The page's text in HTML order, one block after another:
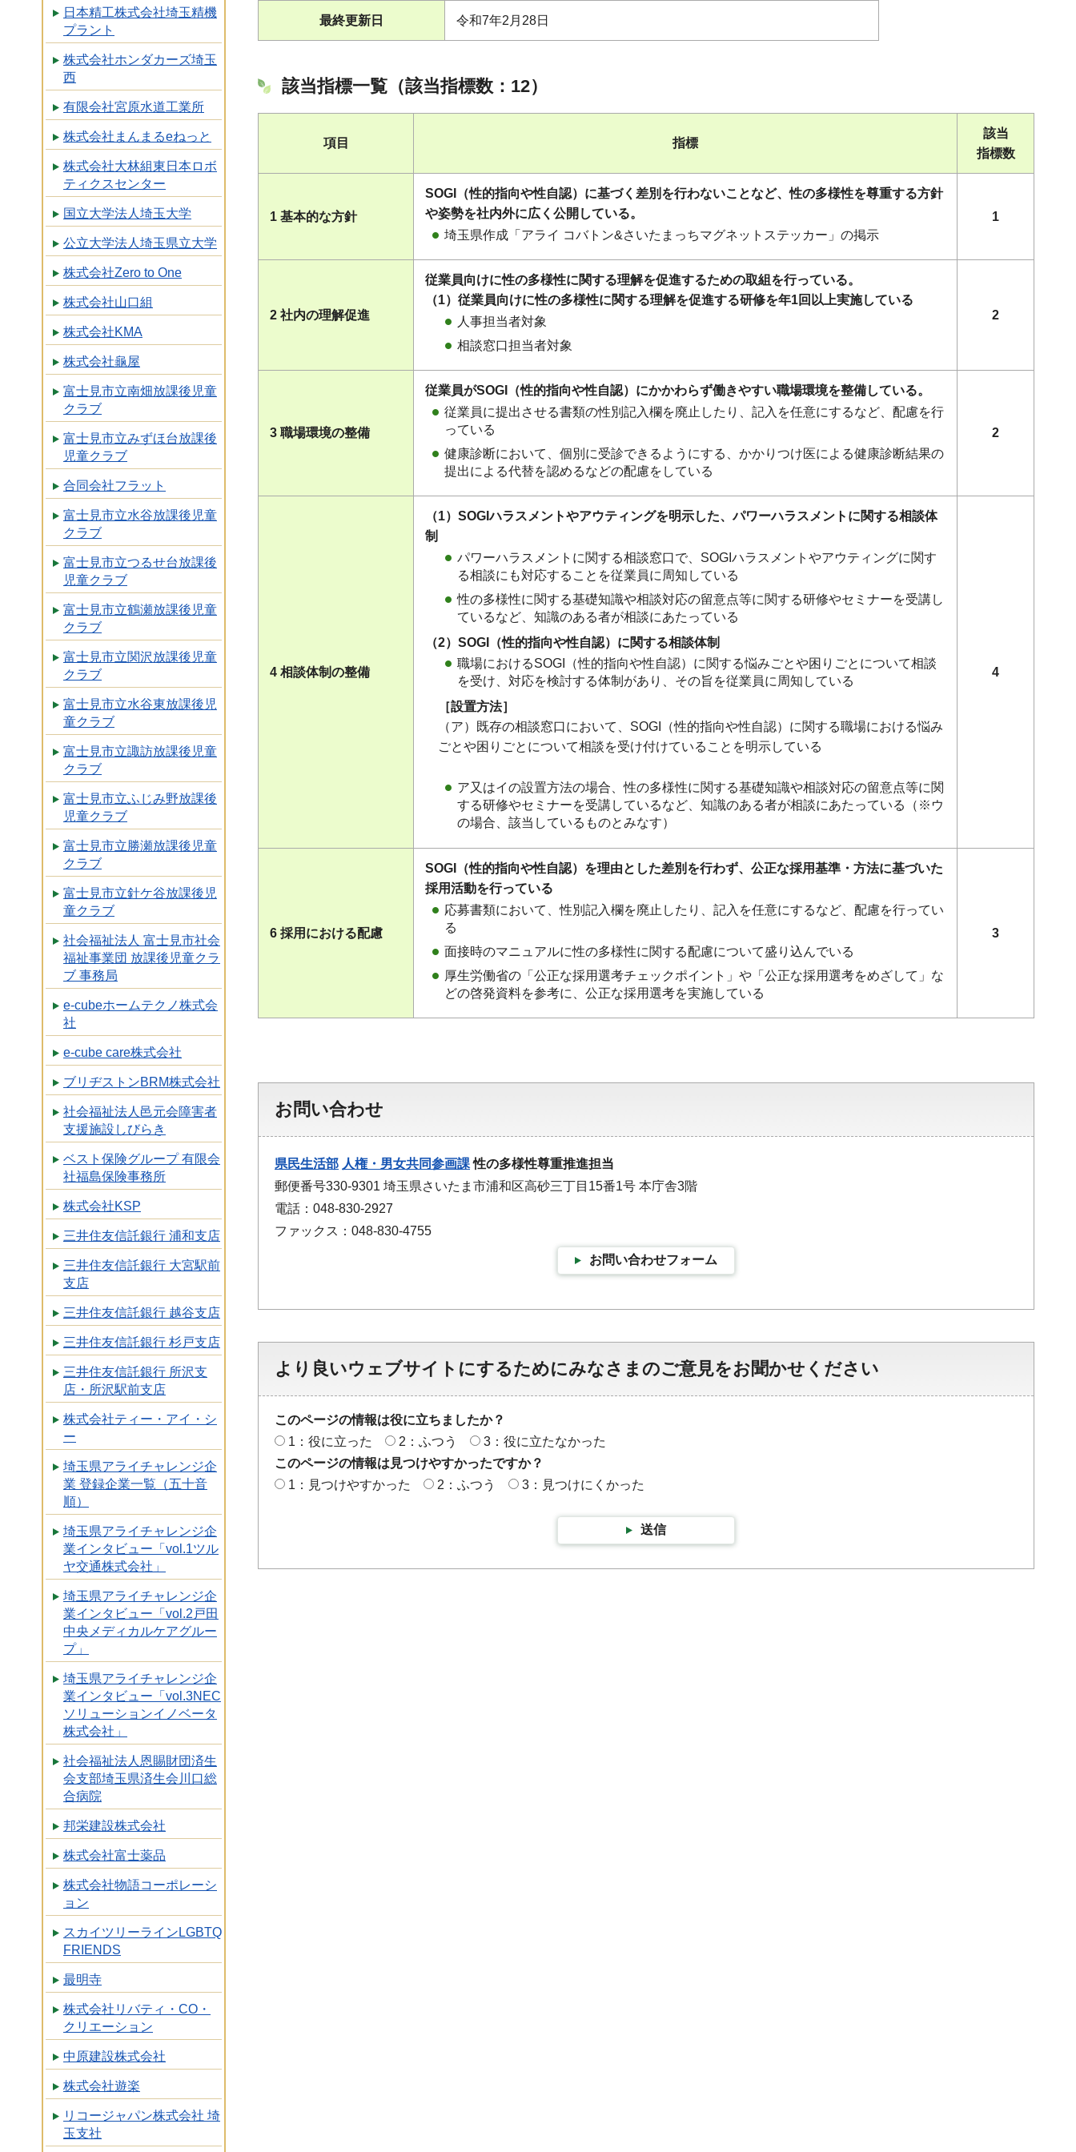
日本精工株式会社埼玉精機
プラント
株式会社ホンダカーズ埼玉
西
有限会社宮原水道工業所
株式会社まんまるeねっと
株式会社大林組東日本ロボ
ティクスセンター
国立大学法人埼玉大学
公立大学法人埼玉県立大学
株式会社Zero to One
株式会社山口組
株式会社KMA
株式会社龜屋
富士見市立南畑放課後児童
クラブ
富士見市立みずほ台放課後
児童クラブ
合同会社フラット
富士見市立水谷放課後児童
クラブ
富士見市立つるせ台放課後
児童クラブ
富士見市立鶴瀬放課後児童
クラブ
富士見市立関沢放課後児童
クラブ
富士見市立水谷東放課後児
童クラブ
富士見市立諏訪放課後児童
クラブ
富士見市立ふじみ野放課後
児童クラブ
富士見市立勝瀬放課後児童
クラブ
富士見市立針ケ谷放課後児
童クラブ
社会福祉法人 富士見市社会
福祉事業団 放課後児童クラ
ブ 事務局
e-cubeホームテクノ株式会
社
e-cube care株式会社
ブリヂストンBRM株式会社
社会福祉法人邑元会障害者
支援施設しびらき
ベスト保険グループ 有限会
社福島保険事務所
株式会社KSP
三井住友信託銀行 浦和支店
三井住友信託銀行 大宮駅前
支店
三井住友信託銀行 越谷支店
三井住友信託銀行 杉戸支店
三井住友信託銀行 所沢支
店・所沢駅前支店
株式会社ティー・アイ・シ
ー
埼玉県アライチャレンジ企
業 登録企業一覧（五十音
順）
埼玉県アライチャレンジ企
業インタビュー「vol.1ツル
ヤ交通株式会社」
埼玉県アライチャレンジ企
業インタビュー「vol.2戸田
中央メディカルケアグルー
プ」
埼玉県アライチャレンジ企
業インタビュー「vol.3NEC
ソリューションイノベータ
株式会社」
社会福祉法人恩賜財団済生
会支部埼玉県済生会川口総
合病院
邦栄建設株式会社
株式会社富士薬品
株式会社物語コーポレーシ
ョン
スカイツリーラインLGBTQ
FRIENDS
最明寺
株式会社リバティ・CO・
クリエーション
中原建設株式会社
株式会社遊楽
リコージャパン株式会社 埼
玉支社
最終更新日 令和7年2月28日
該当指標一覧（該当指標数：12）
項目 指標
該当
指標数
1 基本的な方針
SOGI（性的指向や性自認）に基づく差別を行わないことなど、性の多様性を尊重する方針
や姿勢を社内外に広く公開している。
埼玉県作成「アライ コバトン&さいたまっちマグネットステッカー」の掲示
1
2 社内の理解促進
従業員向けに性の多様性に関する理解を促進するための取組を行っている。
（1）従業員向けに性の多様性に関する理解を促進する研修を年1回以上実施している
人事担当者対象
相談窓口担当者対象
2
3 職場環境の整備
従業員がSOGI（性的指向や性自認）にかかわらず働きやすい職場環境を整備している。
従業員に提出させる書類の性別記入欄を廃止したり、記入を任意にするなど、配慮を行
っている
健康診断において、個別に受診できるようにする、かかりつけ医による健康診断結果の
提出による代替を認めるなどの配慮をしている
2
4 相談体制の整備
（1）SOGIハラスメントやアウティングを明示した、パワーハラスメントに関する相談体
制
パワーハラスメントに関する相談窓口で、SOGIハラスメントやアウティングに関す
る相談にも対応することを従業員に周知している
性の多様性に関する基礎知識や相談対応の留意点等に関する研修やセミナーを受講し
ているなど、知識のある者が相談にあたっている
（2）SOGI（性的指向や性自認）に関する相談体制
職場におけるSOGI（性的指向や性自認）に関する悩みごとや困りごとについて相談
を受け、対応を検討する体制があり、その旨を従業員に周知している
［設置方法］
（ア）既存の相談窓口において、SOGI（性的指向や性自認）に関する職場における悩み
ごとや困りごとについて相談を受け付けていることを明示している
ア又はイの設置方法の場合、性の多様性に関する基礎知識や相談対応の留意点等に関
する研修やセミナーを受講しているなど、知識のある者が相談にあたっている（※ウ
の場合、該当しているものとみなす）
4
6 採用における配慮
SOGI（性的指向や性自認）を理由とした差別を行わず、公正な採用基準・方法に基づいた
採用活動を行っている
応募書類において、性別記入欄を廃止したり、記入を任意にするなど、配慮を行ってい
る
面接時のマニュアルに性の多様性に関する配慮について盛り込んでいる
厚生労働省の「公正な採用選考チェックポイント」や「公正な採用選考をめざして」な
どの啓発資料を参考に、公正な採用選考を実施している
3
お問い合わせ
県民生活部 人権・男女共同参画課性の多様性尊重推進担当
郵便番号330-9301 埼玉県さいたま市浦和区高砂三丁目15番1号 本庁舎3階
電話：048-830-2927
ファックス：048-830-4755
お問い合わせフォーム
より良いウェブサイトにするためにみなさまのご意見をお聞かせください
このページの情報は役に立ちましたか？
1：役に立った
2：ふつう
3：役に立たなかった
このページの情報は見つけやすかったですか？
1：見つけやすかった
2：ふつう 3：見つけにくかった
送信